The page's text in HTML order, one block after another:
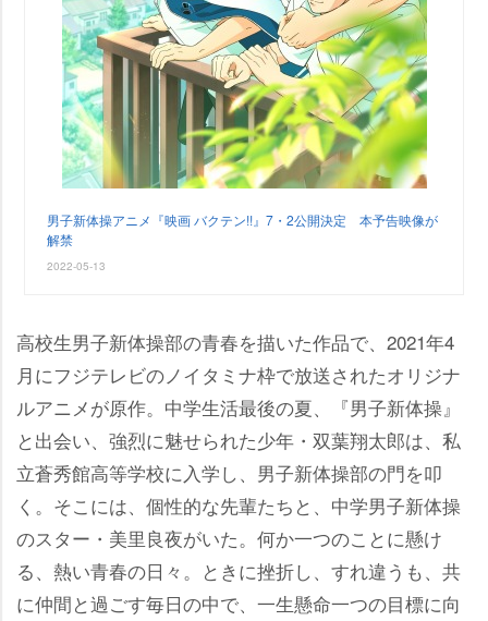
男子新体操アニメ『映画 バクテン!!』7・2公開決定 本予告映像が
解禁
2022-05-13
高校生男子新体操部の青春を描いた作品で、2021年4
月にフジテレビのノイタミナ枠で放送されたオリジナ
ルアニメが原作。中学生活最後の夏、『男子新体操』
と出会い、強烈に魅せられた少年・双葉翔太郎は、私
立蒼秀館高等学校に入学し、男子新体操部の門を叩
く。そこには、個性的な先輩たちと、中学男子新体操
のスター・美里良夜がいた。何か一つのことに懸け
る、熱い青春の日々。ときに挫折し、すれ違うも、共
に仲間と過ごす毎日の中で、一生懸命一つの目標に向